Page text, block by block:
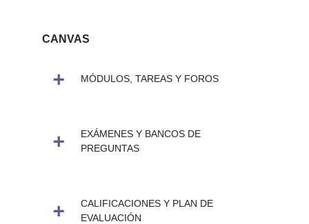
CANVAS
MÓDULOS, TAREAS Y FOROS
EXÁMENES Y BANCOS DE
PREGUNTAS
CALIFICACIONES Y PLAN DE
EVALUACIÓN